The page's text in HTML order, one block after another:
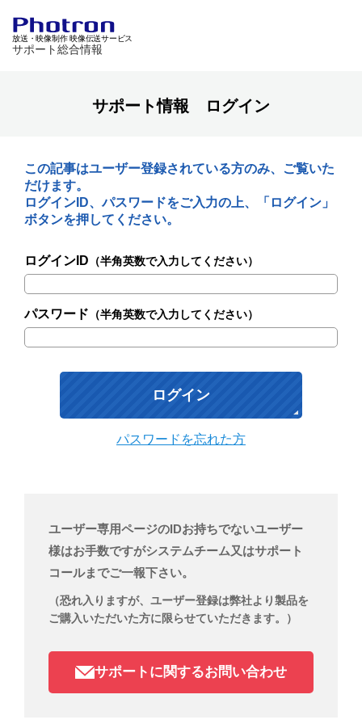
放送・映像制作 映像伝送サービス
サポート総合情報
サポート情報 ログイン
この記事はユーザー登録されている方のみ、ご覧いた
だけます。
ログインID、パスワードをご入力の上、「ログイン」
ボタンを押してください。
ログインID （半角英数で入力してください）
パスワード （半角英数で入力してください）
パスワードを忘れた方
ユーザー専用ページのIDお持ちでないユーザー
様はお手数ですがシステムチーム又はサポート
コールまでご一報下さい。
（恐れ入りますが、ユーザー登録は弊社より製品を
ご購入いただいた方に限らせていただきます。）
サポートに関するお問い合わせ